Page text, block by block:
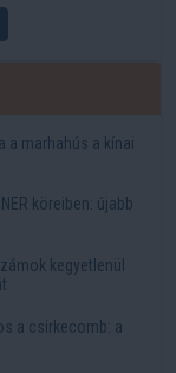
a marhahús a kínai
köreiben: újabb
kegyetlenül
a csirkecomb: a